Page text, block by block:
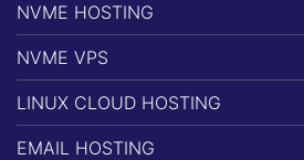
NVME HOSTING
NVME VPS
LINUX CLOUD HOSTING
EMAIL HOSTING